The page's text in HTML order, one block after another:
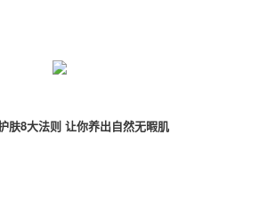
肤8大法则 让你养出自然无暇肌